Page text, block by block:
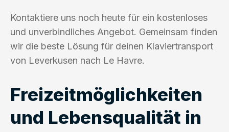
Kontaktiere uns noch heute für ein kostenloses
und unverbindliches Angebot. Gemeinsam finden
wir die beste Lösung für deinen Klaviertransport
von Leverkusen nach Le Havre.
Freizeitmöglichkeiten
und Lebensqualität in